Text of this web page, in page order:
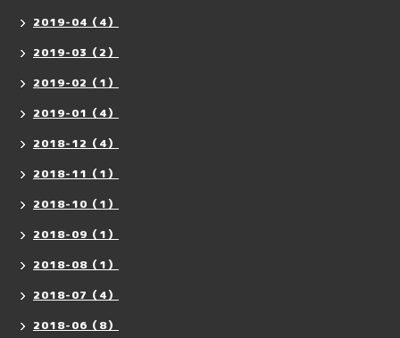
2019-04（4）
2019-03（2）
2019-02（1）
2019-01（4）
2018-12（4）
2018-11（1）
2018-10（1）
2018-09（1）
2018-08（1）
2018-07（4）
2018-06（8）